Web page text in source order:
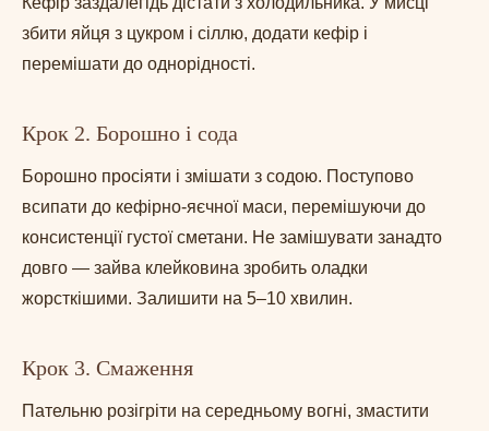
збити яйця з цукром і сіллю, додати кефір і
перемішати до однорідності.
Крок 2. Борошно і сода
Борошно просіяти і змішати з содою. Поступово
всипати до кефірно-яєчної маси, перемішуючи до
консистенції густої сметани. Не замішувати занадто
довго — зайва клейковина зробить оладки
жорсткішими. Залишити на 5–10 хвилин.
Крок 3. Смаження
Пательню розігріти на середньому вогні, змастити